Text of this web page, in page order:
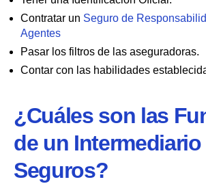
Contratar un Seguro de
Agentes
Pasar los filtros de las aseguradoras.
Contar con las habilidades
¿Cuáles son las
de un Intermediario
Seguros?